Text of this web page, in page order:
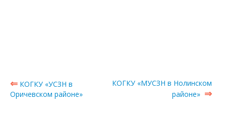
⇐ КОГКУ «УСЗН в
Оричевском районе»
КОГКУ «МУСЗН в Нолинском
районе» ⇒